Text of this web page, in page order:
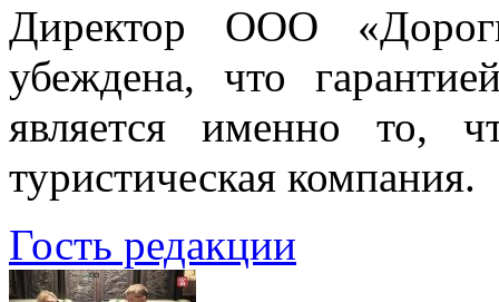
Директор ООО
убеждена, что
является именно то,
туристическая компания.
Гость редакции